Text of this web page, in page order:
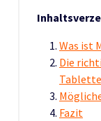
Was ist
Die
Fazit